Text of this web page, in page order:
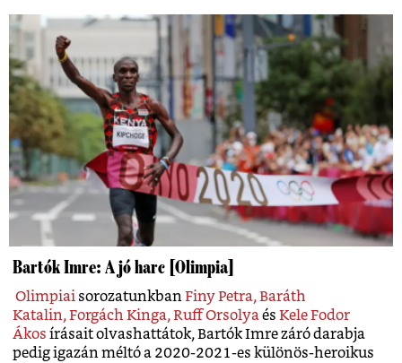
Bartók Imre: A jó harc [Olimpia]
Olimpiai sorozatunkban Finy Petra,Baráth
Katalin,Forgách Kinga,Ruff Orsolyaés Kele Fodor
Ákos írásait olvashattátok, Bartók Imre záró darabja
pedig igazán méltó a 2020-2021-es különös-heroikus